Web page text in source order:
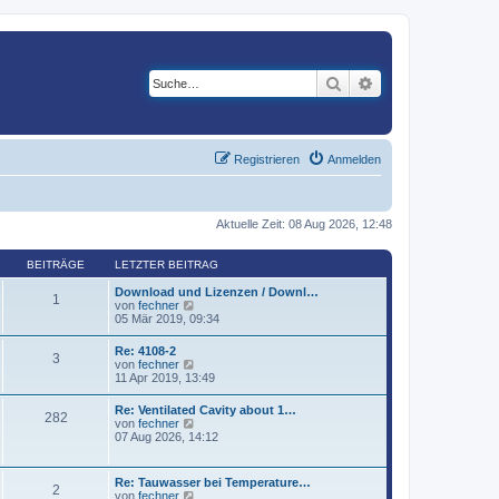
Suche
Anmelden
Registrieren
Aktuelle Zeit: 08 Aug 2026, 12:48
BEITRÄGE LETZTER BEITRAG
1
Download und Lizenzen / Downl…
von fechner
e
t
e
r
B
i
r
a
g
05 Mär 2019, 09:34
3
Re: 4108-2
von fechner
e
e
s
t
e
B
e
11 Apr 2019, 13:49
282
Re: Ventilated Cavity about 1…
von fechner
e
t
07 Aug 2026, 14:12
2
Re: Tauwasser bei Temperature…
von fechner